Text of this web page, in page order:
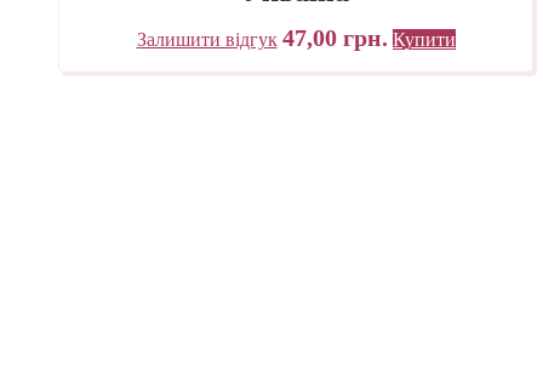
Залишити відгук 47,00 грн. Купити